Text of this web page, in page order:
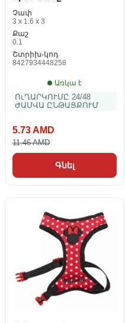
Չափ
3 x 1.6 x 3
Քաշ
0.1
Շտրիխ-կոդ
8427934448258
Առկա է
ՈւՂԱՐԿՈՒՄԸ 24/48
ԺԱՄՎԱ ԸՆԹԱՑՔՈՒՄ
5.73 AMD
11.46 AMD
Գնել